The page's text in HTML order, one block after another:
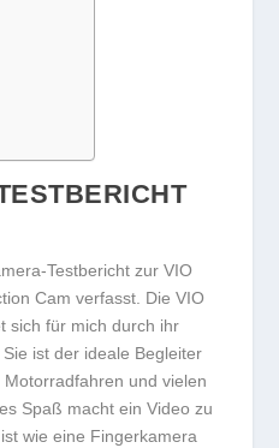
Testbericht zur VIO
Cam verfasst. Die VIO
sich für mich durch ihr
ist der ideale Begleiter
und vielen
Spaß macht ein Video zu
wie eine Fingerkamera